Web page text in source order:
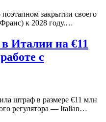
закрытии своего
к 2028 году.…
Италии на €11
с
штраф в размере €11 млн
регулятора — Italian…